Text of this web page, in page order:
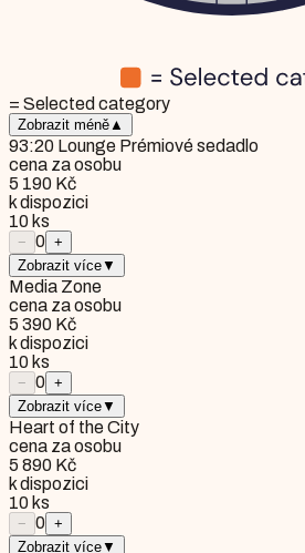
= Selected category
Zobrazit méně▲
93:20 Lounge Prémiové sedadlo
cena za osobu
5 190 Kč
k dispozici
10 ks
− 0 +
Zobrazit více▼
Media Zone
cena za osobu
5 390 Kč
k dispozici
10 ks
− 0 +
Zobrazit více▼
Heart of the City
cena za osobu
5 890 Kč
k dispozici
10 ks
− 0 +
Zobrazit více▼